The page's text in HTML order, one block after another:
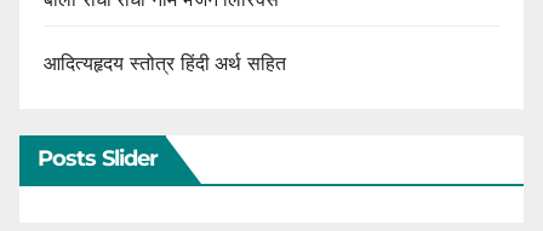
आदित्यहृदय स्तोत्र हिंदी अर्थ सहित
Posts Slider